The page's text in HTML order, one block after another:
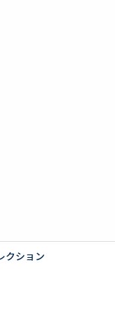
クション